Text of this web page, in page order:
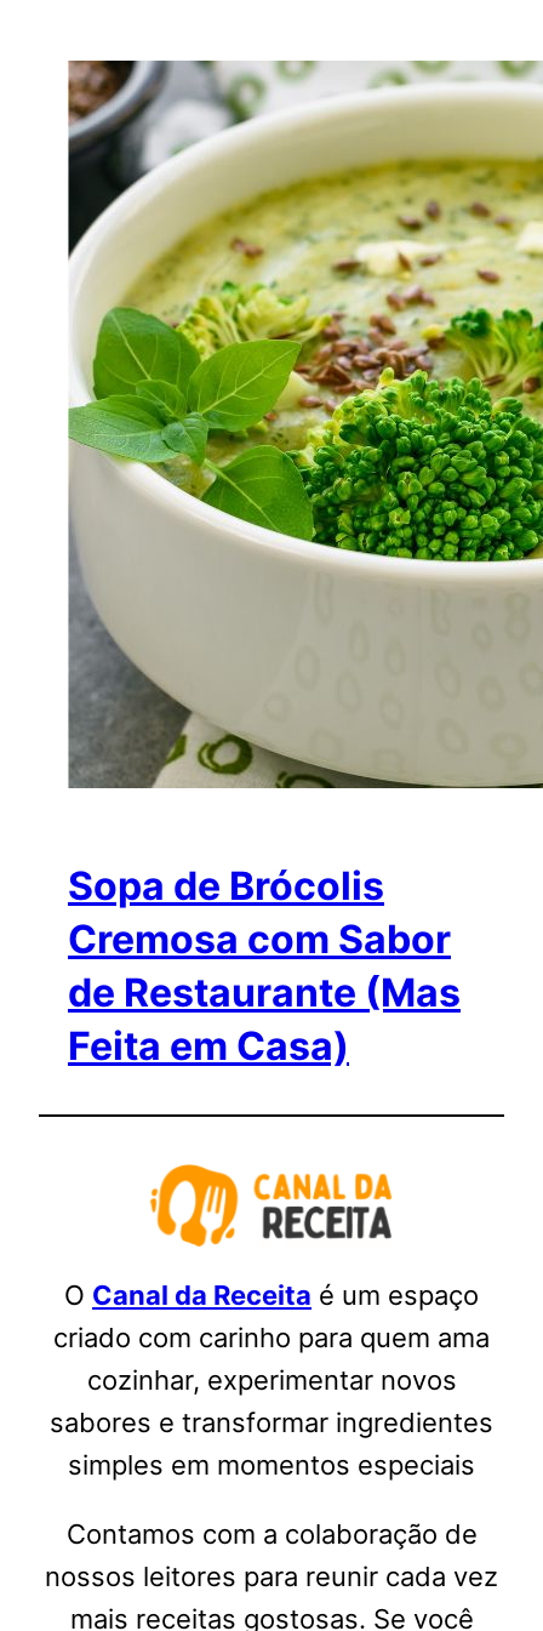
Sopa de Brócolis
Cremosa com Sabor
de Restaurante (Mas
Feita em Casa)
O Canal da Receita é um espaço
criado com carinho para quem ama
cozinhar, experimentar novos
sabores e transformar ingredientes
simples em momentos especiais
Contamos com a colaboração de
nossos leitores para reunir cada vez
mais receitas gostosas. Se você